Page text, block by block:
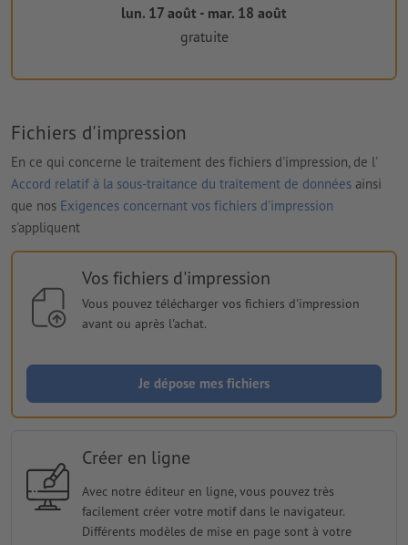
lun. 17 août - mar. 18 août
gratuite
Fichiers d'impression
En ce qui concerne le traitement des fichiers d'impression, de l'
Accord relatif à la sous-traitance du traitement de données ainsi
que nos Exigences concernant vos fichiers d'impression
s'appliquent
Vos fichiers d'impression
Vous pouvez télécharger vos fichiers d'impression
avant ou après l'achat.
Je dépose mes fichiers
Créer en ligne
Avec notre éditeur en ligne, vous pouvez très
facilement créer votre motif dans le navigateur.
Différents modèles de mise en page sont à votre